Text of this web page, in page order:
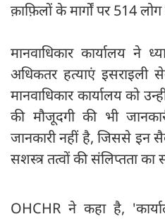
क़ाफ़िलों के मार्गों पर 514
मानवाधिकार कार्यालय ने
अधिकतर हत्याएं इसराइली
मानवाधिकार कार्यालय को
की मौजूदगी की भी
जानकारी नहीं है, जिससे इन
सशस्त्र तत्वों की संलिप्तता
OHCHR ने कहा है,